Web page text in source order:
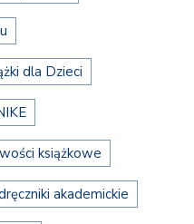
dla Dzieci
książkowe
akademickie